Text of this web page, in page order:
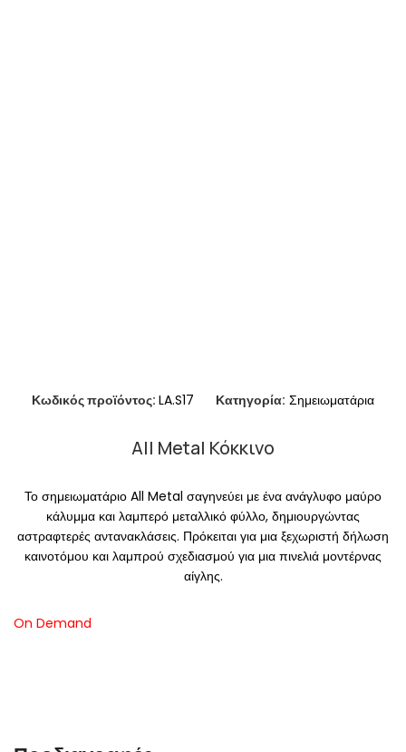
Κωδικός προϊόντος: LA.S17 Κατηγορία: Σημειωματάρια
All Metal Κόκκινο
Το σημειωματάριο All Metal σαγηνεύει με ένα ανάγλυφο μαύρο
κάλυμμα και λαμπερό μεταλλικό φύλλο, δημιουργώντας
αστραφτερές αντανακλάσεις. Πρόκειται για μια ξεχωριστή δήλωση
καινοτόμου και λαμπρού σχεδιασμού για μια πινελιά μοντέρνας
αίγλης.
On Demand